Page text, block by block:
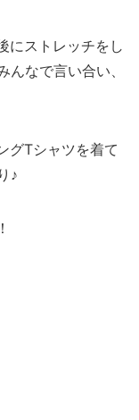
にストレッチをし
なで言い合い、
グTシャツを着て
♪